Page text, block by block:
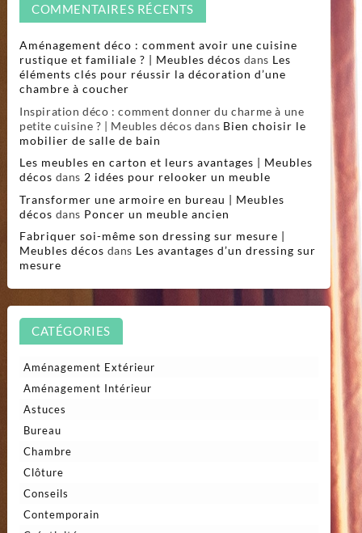
COMMENTAIRES RÉCENTS
Aménagement déco : comment avoir une cuisine
rustique et familiale ? | Meubles décos dans Les
éléments clés pour réussir la décoration d’une
chambre à coucher
Inspiration déco : comment donner du charme à une
petite cuisine ? | Meubles décos dans Bien choisir le
mobilier de salle de bain
Les meubles en carton et leurs avantages | Meubles
décos dans 2 idées pour relooker un meuble
Transformer une armoire en bureau | Meubles
décos dans Poncer un meuble ancien
Fabriquer soi-même son dressing sur mesure |
Meubles décos dans Les avantages d’un dressing sur
mesure
CATÉGORIES
Aménagement Extérieur
Aménagement Intérieur
Astuces
Bureau
Chambre
Clôture
Conseils
Contemporain